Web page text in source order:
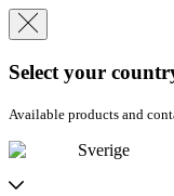
Select your
Available products and
Sverige